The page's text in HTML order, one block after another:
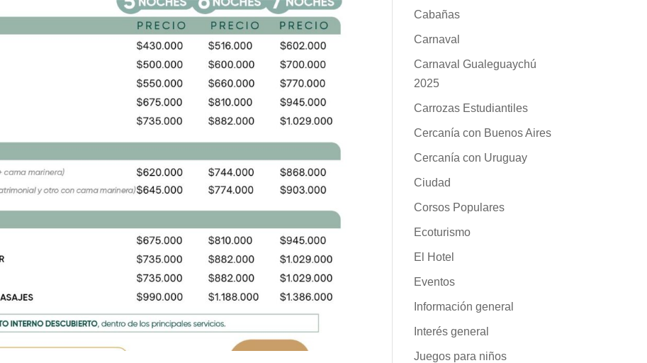
Cabañas
Carnaval
Carnaval Gualeguaychú
2025
Carrozas Estudiantiles
Cercanía con Buenos Aires
Cercanía con Uruguay
Ciudad
Corsos Populares
Ecoturismo
El Hotel
Eventos
Información general
Interés general
Juegos para niños